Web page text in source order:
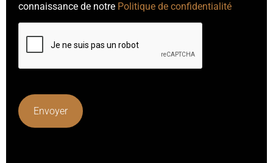
connaissance de notre Politique de confidentialité